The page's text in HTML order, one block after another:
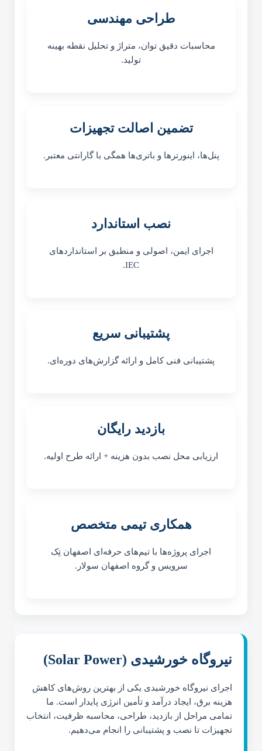
طراحی مهندسی
محاسبات دقیق توان، متراژ و تحلیل نقطه بهینه
تولید.
تضمین اصالت تجهیزات
پنل‌ها، اینورترها و باتری‌ها همگی با گارانتی معتبر.
نصب استاندارد
اجرای ایمن، اصولی و منطبق بر استانداردهای
IEC.
پشتیبانی سریع
پشتیبانی فنی کامل و ارائه گزارش‌های دوره‌ای.
بازدید رایگان
ارزیابی محل نصب بدون هزینه + ارائه طرح اولیه.
همکاری تیمی متخصص
اجرای پروژه‌ها با تیم‌های حرفه‌ای اصفهان تِک
سرویس و گروه اصفهان سولار.
نیروگاه خورشیدی (Solar Power)
اجرای نیروگاه خورشیدی یکی از بهترین روش‌های کاهش
هزینه برق، ایجاد درآمد و تأمین انرژی پایدار است. ما
تمامی مراحل از بازدید، طراحی، محاسبه ظرفیت، انتخاب
تجهیزات تا نصب و پشتیبانی را انجام می‌دهیم.